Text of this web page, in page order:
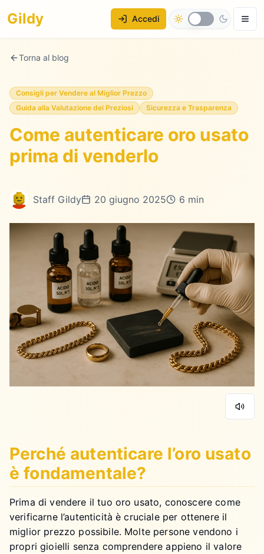
Gildy Accedi
Torna al blog
Consigli per Vendere al Miglior Prezzo
Guida alla Valutazione dei Preziosi
Sicurezza e Trasparenza
Come autenticare oro usato
prima di venderlo
Staff Gildy 20 giugno 2025 6 min
Perché autenticare l’oro usato
è fondamentale?
Prima di vendere il tuo oro usato, conoscere come
verificarne l’autenticità è cruciale per ottenere il
miglior prezzo possibile. Molte persone vendono i
propri gioielli senza comprendere appieno il valore